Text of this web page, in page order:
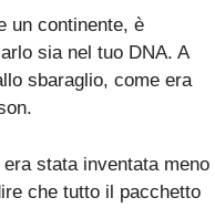
un continente, è
sia nel tuo DNA. A
sbaraglio, come era
era stata inventata meno
che tutto il pacchetto